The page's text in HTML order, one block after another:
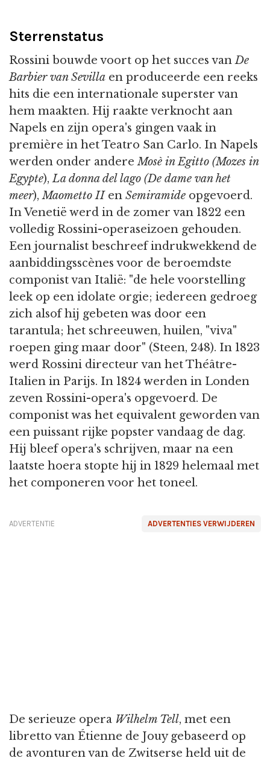
Sterrenstatus
Rossini bouwde voort op het succes vanDe
Barbier van Sevilla en produceerde een reeks
hits die een internationale superster van
hem maakten. Hij raakte verknocht aan
Napels en zijn opera's gingen vaak in
première in het Teatro San Carlo. In Napels
werden onder andereMosè in Egitto (Mozes in
Egypte),La donna del lago (De dame van het
meer),Maometto IIen Semiramide opgevoerd.
In Venetië werd in de zomer van 1822 een
volledig Rossini-operaseizoen gehouden.
Een journalist beschreef indrukwekkend de
aanbiddingsscènes voor de beroemdste
componist van Italië: "de hele voorstelling
leek op een idolate orgie; iedereen gedroeg
zich alsof hij gebeten was door een
tarantula; het schreeuwen, huilen, "viva"
roepen ging maar door" (Steen, 248). In 1823
werd Rossini directeur van het Théâtre-
Italien in Parijs. In 1824 werden in Londen
zeven Rossini-opera's opgevoerd. De
componist was het equivalent geworden van
een puissant rijke popster vandaag de dag.
Hij bleef opera's schrijven, maar na een
laatste hoera stopte hij in 1829 helemaal met
het componeren voor het toneel.
ADVERTENTIES VERWIJDEREN
ADVERTENTIE
De serieuze opera Wilhelm Tell, met een
libretto van Étienne de Jouy gebaseerd op
de avonturen van de Zwitserse held uit de